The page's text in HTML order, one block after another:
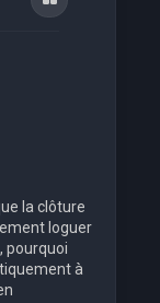
la clôture
loguer
pourquoi
à